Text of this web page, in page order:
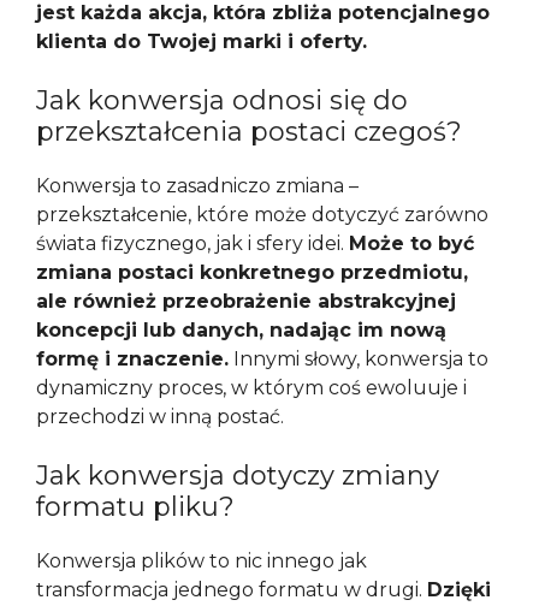
jest każda akcja, która zbliża potencjalnego
klienta do Twojej marki i oferty.
Jak konwersja odnosi się do
przekształcenia postaci czegoś?
Konwersja to zasadniczo zmiana –
przekształcenie, które może dotyczyć zarówno
świata fizycznego, jak i sfery idei. Może to być
zmiana postaci konkretnego przedmiotu,
ale również przeobrażenie abstrakcyjnej
koncepcji lub danych, nadając im nową
formę i znaczenie. Innymi słowy, konwersja to
dynamiczny proces, w którym coś ewoluuje i
przechodzi w inną postać.
Jak konwersja dotyczy zmiany
formatu pliku?
Konwersja plików to nic innego jak
transformacja jednego formatu w drugi. Dzięki